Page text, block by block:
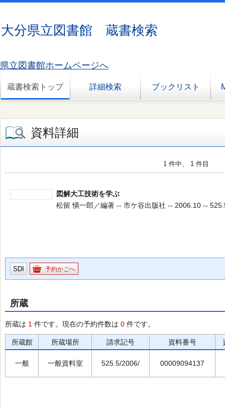
大分県立図書館 蔵書検索
県立図書館ホームページへ
蔵書検索トップ 詳細検索 ブックリスト
資料詳細
1 件中、 1 件目
図解大工技術を学ぶ
松留 愼一郎／編著 -- 市ケ谷出版社 -- 2006.10 --
SDI 予約かごへ
所蔵
所蔵は 1 件です。現在の予約件数は 0 件です。
所蔵館 所蔵場所 請求記号 資料番号
一般 一般資料室 525.5/2006/ 00009094137